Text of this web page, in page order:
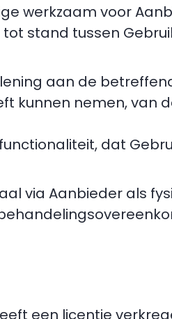
werkzaam voor
stand tussen
aan de
kunnen nemen, van
dat
via Aanbieder als
een licentie